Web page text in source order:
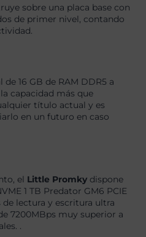
sobre una placa base con
de primer nivel, contando
16 GB de RAM DDR5 a
capacidad más que
título actual y es
en un futuro en caso
el Little Promky dispone
1 TB Predator GM6 PCIE
de lectura y escritura ultra
7200MBps muy superior a
.